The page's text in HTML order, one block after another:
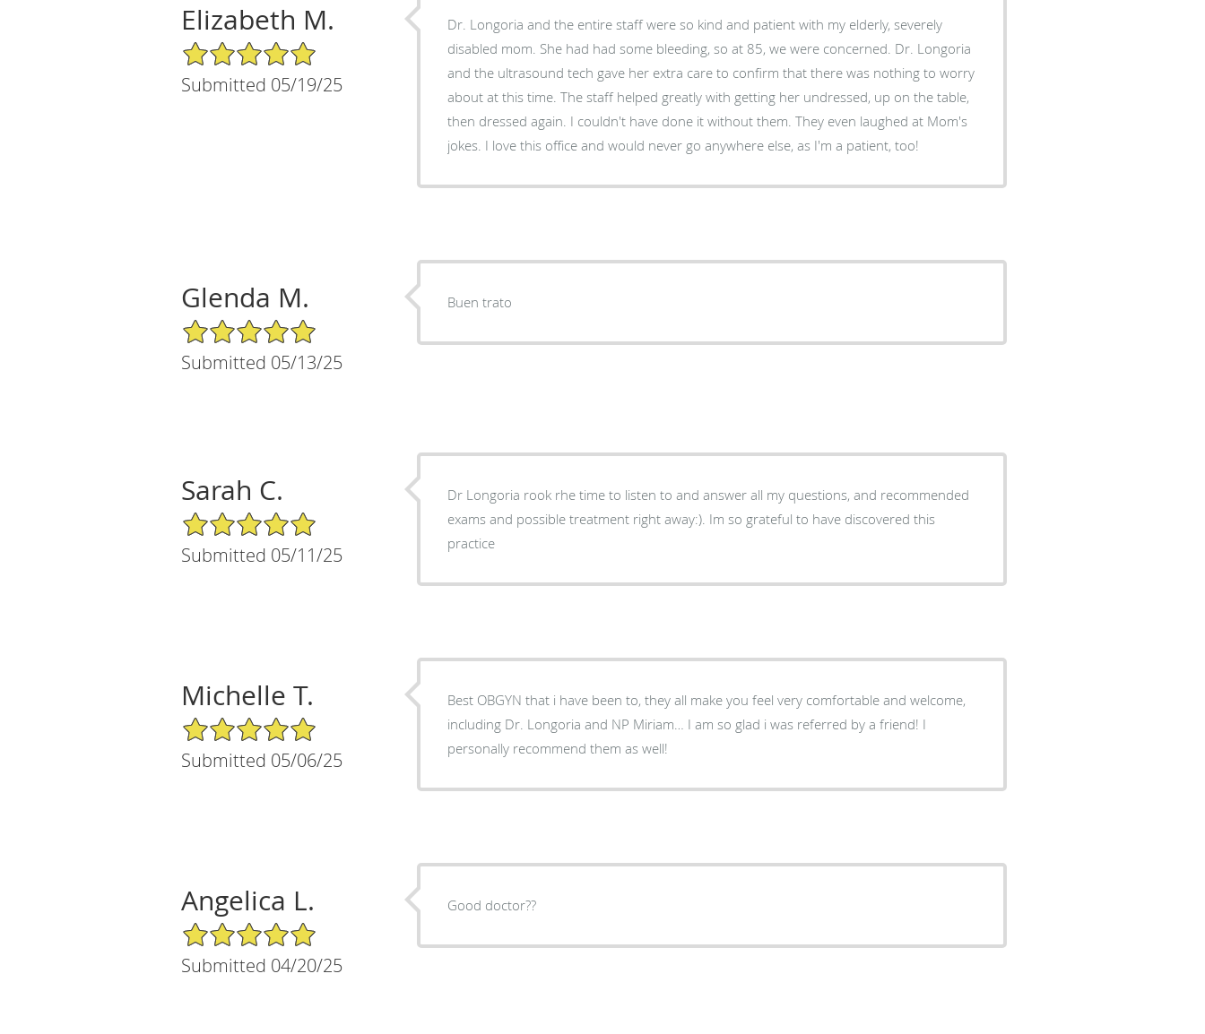
Elizabeth M.
5/5 Star Rating
Submitted 05/19/25
Dr. Longoria and the entire staff were so kind and patient with my elderly, severely
disabled mom. She had had some bleeding, so at 85, we were concerned. Dr. Longoria
and the ultrasound tech gave her extra care to confirm that there was nothing to worry
about at this time. The staff helped greatly with getting her undressed, up on the table,
then dressed again. I couldn't have done it without them. They even laughed at Mom's
jokes. I love this office and would never go anywhere else, as I'm a patient, too!
Glenda M.
5/5 Star Rating
Submitted 05/13/25
Buen trato
Sarah C.
5/5 Star Rating
Submitted 05/11/25
Dr Longoria rook rhe time to listen to and answer all my questions, and recommended
exams and possible treatment right away:). Im so grateful to have discovered this
practice
Michelle T.
5/5 Star Rating
Submitted 05/06/25
Best OBGYN that i have been to, they all make you feel very comfortable and welcome,
including Dr. Longoria and NP Miriam… I am so glad i was referred by a friend! I
personally recommend them as well!
Angelica L.
5/5 Star Rating
Submitted 04/20/25
Good doctor??